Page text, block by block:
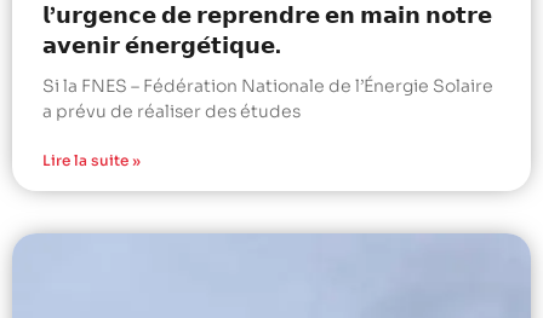
𝗹’𝘂𝗿𝗴𝗲𝗻𝗰𝗲 𝗱𝗲 𝗿𝗲𝗽𝗿𝗲𝗻𝗱𝗿𝗲 𝗲𝗻 𝗺𝗮𝗶𝗻 𝗻𝗼𝘁𝗿𝗲
𝗮𝘃𝗲𝗻𝗶𝗿 𝗲́𝗻𝗲𝗿𝗴𝗲́𝘁𝗶𝗾𝘂𝗲.
Si la FNES – Fédération Nationale de l’Énergie Solaire
a prévu de réaliser des études
Lire la suite »